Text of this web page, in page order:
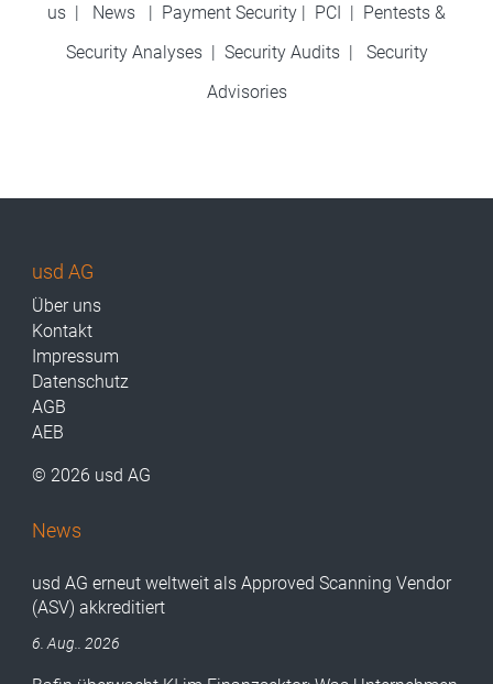
us | News | Payment Security | PCI | Pentests &
Security Analyses | Security Audits| Security
Advisories
usd AG
Über uns
Kontakt
Impressum
Datenschutz
AGB
AEB
© 2026 usd AG
News
usd AG erneut weltweit als Approved Scanning Vendor
(ASV) akkreditiert
6. Aug.. 2026